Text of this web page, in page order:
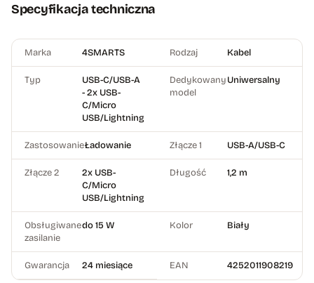
Specyfikacja techniczna
Marka 4SMARTS Rodzaj Kabel
Typ
USB-C/USB-A
- 2x USB-
C/Micro
USB/Lightning
Dedykowany
model
Uniwersalny
ZastosowanieŁadowanie Złącze 1 USB-A/USB-C
Złącze 2
2x USB-
C/Micro
USB/Lightning
Długość 1,2 m
Obsługiwane
zasilanie
do 15 W Kolor Biały
Gwarancja 24 miesiące EAN 4252011908219